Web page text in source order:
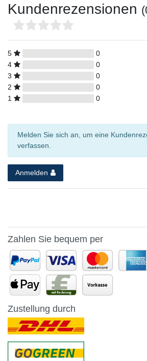
Kundenrezensionen
5
0
4
0
3
0
2
0
1
0
Melden Sie sich an, um eine
verfassen.
Anmelden
Zahlen Sie bequem per
Zustellung durch